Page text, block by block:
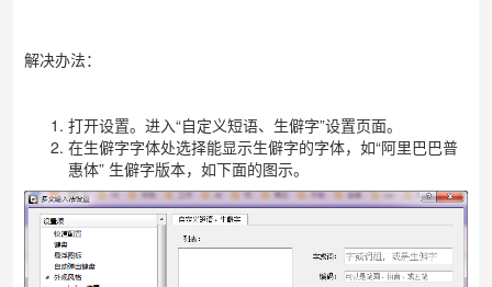
解决办法：
打开设置。进入“自定义短语、生僻字”设置页面。
在生僻字字体处选择能显示生僻字的字体，如“阿里巴巴普
惠体” 生僻字版本，如下面的图示。